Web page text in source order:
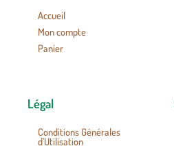
Accueil
Mon compte
Panier
Légal
Conditions Générales
d’Utilisation